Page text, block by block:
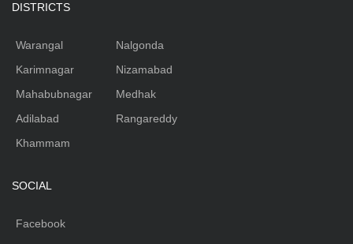
DISTRICTS
Warangal
Karimnagar
Mahabubnagar
Adilabad
Khammam
Nalgonda
Nizamabad
Medhak
Rangareddy
SOCIAL
Facebook